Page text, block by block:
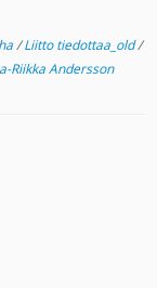
/Liitto tiedottaa_old/
Riikka Andersson